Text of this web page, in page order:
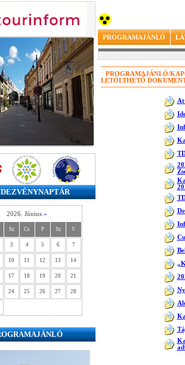
2026. Június »
Sz Cs P Sz V
3 4 5 6 7
10 11 12 13 14
17 18 19 20 21
24 25 26 27 28
PROGRAMAJÁNLÓ
PROGRAMAJÁNLÓ/
LETÖLTHETŐ